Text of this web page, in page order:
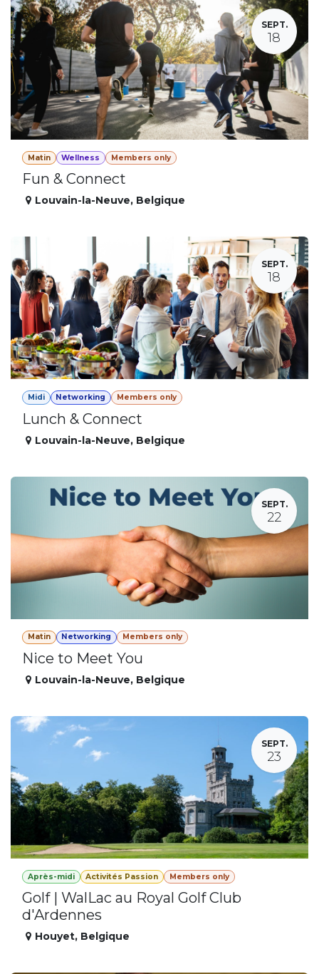
SEPT.
18
Matin Wellness Members only
Fun & Connect
Louvain-la-Neuve, Belgique
SEPT.
18
Midi Networking Members only
Lunch & Connect
Louvain-la-Neuve, Belgique
SEPT.
22
Matin Networking Members only
Nice to Meet You
Louvain-la-Neuve, Belgique
SEPT.
23
Après-midi Activités Passion Members only
Golf | WalLac au Royal Golf Club
d'Ardennes
Houyet, Belgique